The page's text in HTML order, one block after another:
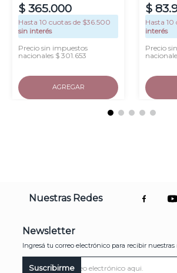
$ 365.000
Hasta 10 cuotas de $36.500
sin interés
Precio sin impuestos
nacionales $ 301.653
AGREGAR
$ 83.
Hasta 10
interés
Precio
Nuestras Redes
Newsletter
Ingresá tu correo electrónico para recibir nuestras
Suscribirme